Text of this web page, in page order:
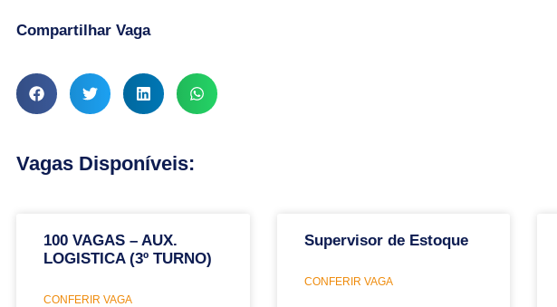
Compartilhar Vaga
Vagas Disponíveis:
100 VAGAS – AUX.
LOGISTICA (3º TURNO)
CONFERIR VAGA
Supervisor de Estoque
CONFERIR VAGA